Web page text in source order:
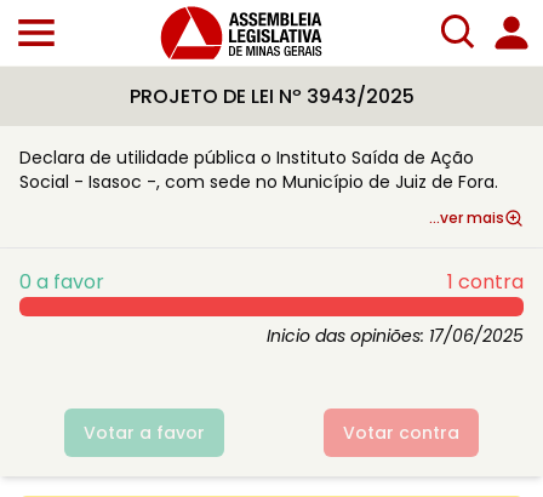
PROJETO DE LEI Nº 3943/2025
Declara de utilidade pública o Instituto Saída de Ação
Social - Isasoc -, com sede no Município de Juiz de Fora.
...ver mais
0 a favor 1 contra
Inicio das opiniões: 17/06/2025
Votar a favor Votar contra